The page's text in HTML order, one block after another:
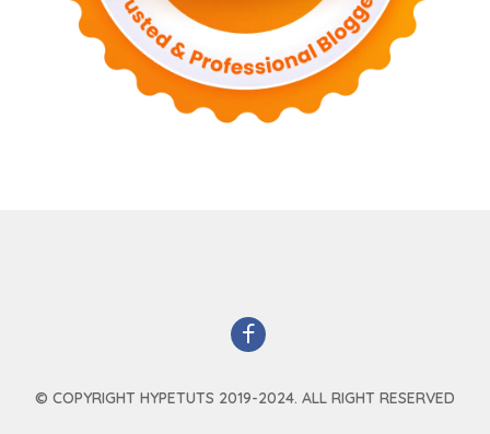
© COPYRIGHT HYPETUTS 2019-2024. ALL RIGHT RESERVED